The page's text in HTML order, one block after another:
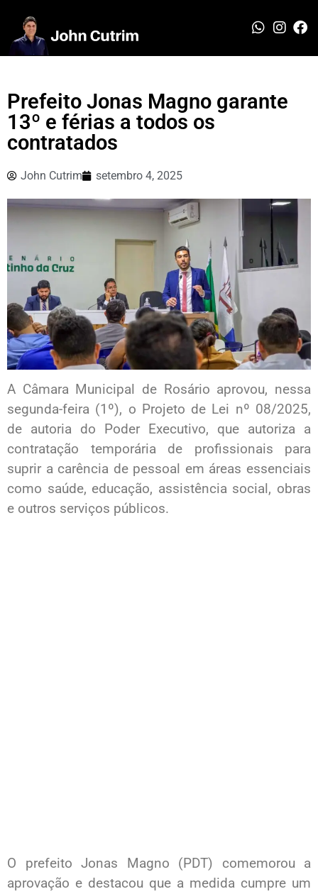
Prefeito Jonas Magno garante
13º e férias a todos os
contratados
John Cutrim setembro 4, 2025
A Câmara Municipal de Rosário aprovou, nessa
segunda-feira (1º), o Projeto de Lei nº 08/2025,
de autoria do Poder Executivo, que autoriza a
contratação temporária de profissionais para
suprir a carência de pessoal em áreas essenciais
como saúde, educação, assistência social, obras
e outros serviços públicos.
O prefeito Jonas Magno (PDT) comemorou a
aprovação e destacou que a medida cumpre um